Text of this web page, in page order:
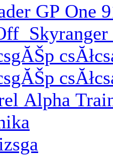
GP One
Alpha